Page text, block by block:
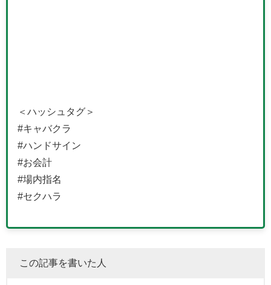
＜ハッシュタグ＞
#キャバクラ
#ハンドサイン
#お会計
#場内指名
#セクハラ
この記事を書いた人